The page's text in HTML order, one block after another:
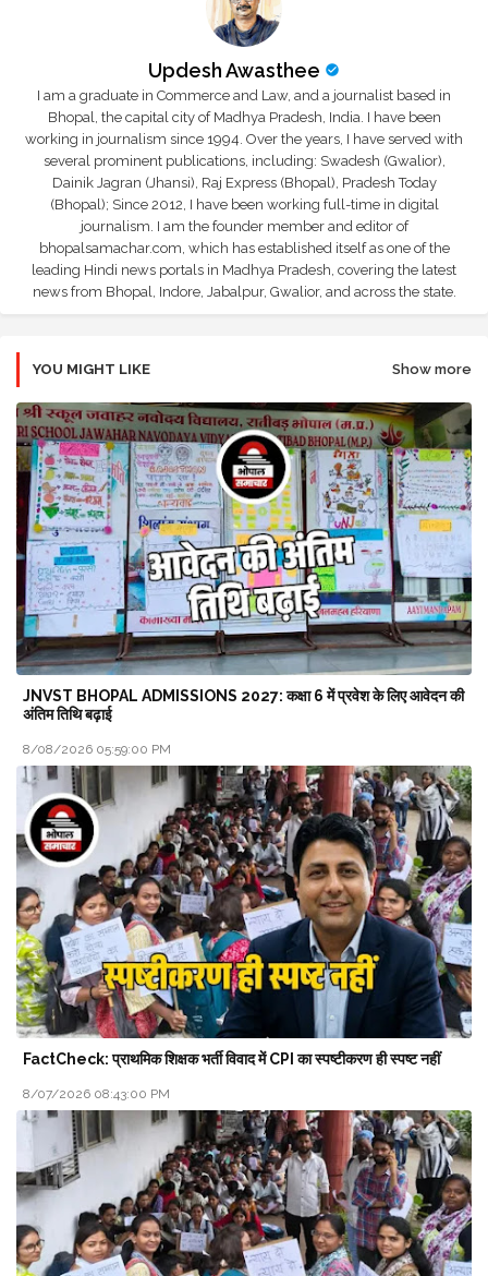
Updesh Awasthee
I am a graduate in Commerce and Law, and a journalist based in
Bhopal, the capital city of Madhya Pradesh, India. I have been
working in journalism since 1994. Over the years, I have served with
several prominent publications, including: Swadesh (Gwalior),
Dainik Jagran (Jhansi), Raj Express (Bhopal), Pradesh Today
(Bhopal); Since 2012, I have been working full-time in digital
journalism. I am the founder member and editor of
bhopalsamachar.com, which has established itself as one of the
leading Hindi news portals in Madhya Pradesh, covering the latest
news from Bhopal, Indore, Jabalpur, Gwalior, and across the state.
YOU MIGHT LIKE Show more
JNVST BHOPAL ADMISSIONS 2027: कक्षा 6 में प्रवेश के लिए आवेदन की
अंतिम तिथि बढ़ाई
8/08/2026 05:59:00 PM
FactCheck: प्राथमिक शिक्षक भर्ती विवाद में CPI का स्पष्टीकरण ही स्पष्ट नहीं
8/07/2026 08:43:00 PM